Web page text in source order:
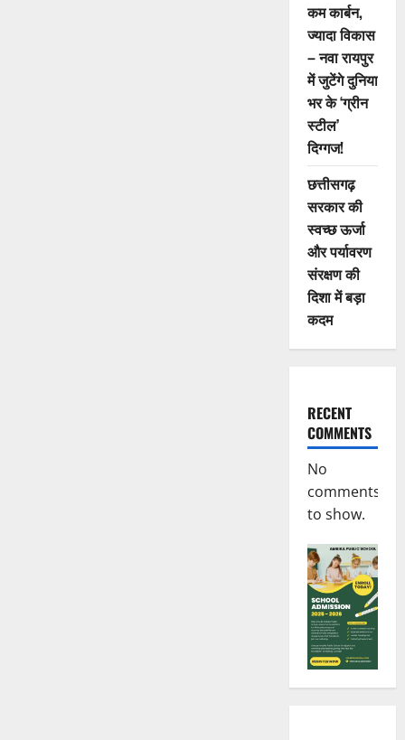
कम कार्बन,
ज्यादा विकास
– नवा रायपुर
में जुटेंगे दुनिया
भर के ‘ग्रीन
स्टील’
दिग्गज!
छत्तीसगढ़
सरकार की
स्वच्छ ऊर्जा
और पर्यावरण
संरक्षण की
दिशा में बड़ा
कदम
RECENT
COMMENTS
No
comments
to show.